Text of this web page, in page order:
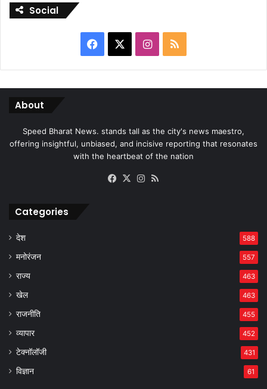
Social
Facebook Instagram
RSS
About
Speed Bharat News. stands tall as the city's news maestro,
offering insightful, unbiased, and incisive reporting that resonates
with the heartbeat of the nation
Facebook
X Instagram
Categories
देश 588
मनोरंजन 557
राज्य 463
खेल 463
राजनीति 455
व्यापार 452
टेक्नॉलॉजी 431
विज्ञान 61